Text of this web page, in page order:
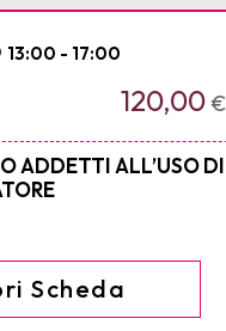
13:00 - 17:00
120,00€
ADDETTI ALL’USO DI
Scheda